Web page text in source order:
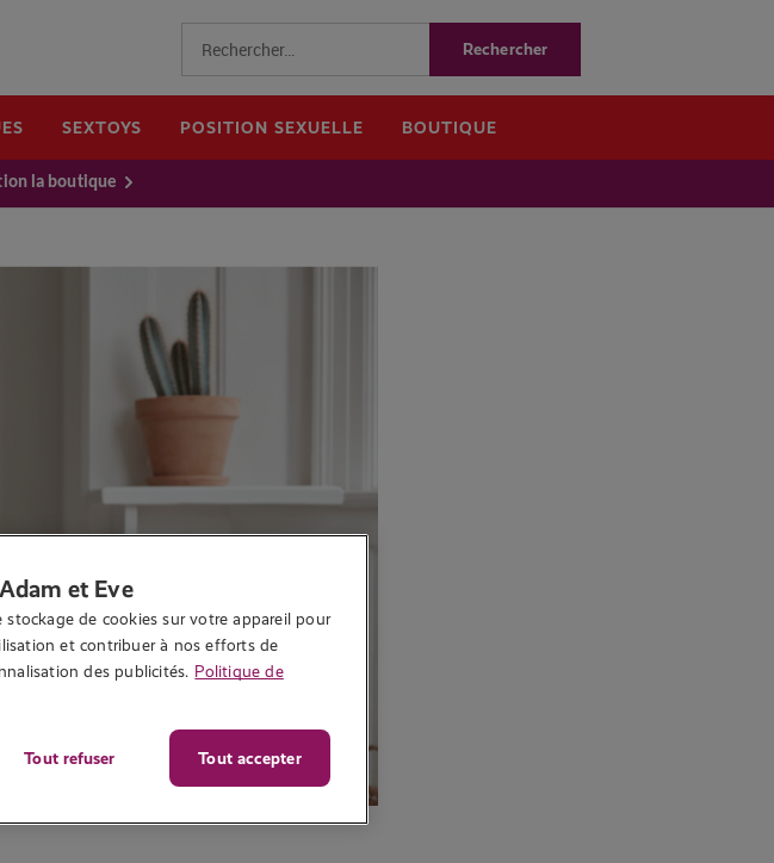
SEXTOYS POSITION SEXUELLE BOUTIQUE
la boutique
et Eve
stockage de cookies sur votre appareil pour
et contribuer à nos efforts de
des publicités. Politique de
Tout refuser Tout accepter